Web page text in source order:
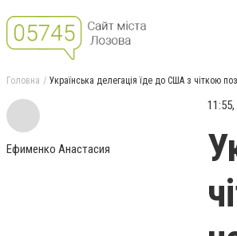
Головна Українська делегація їде до США з чіткою
Ефименко Анастасия